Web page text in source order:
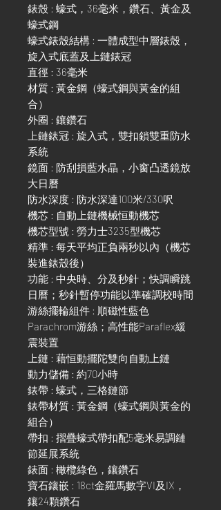
錶殼 : 蠔式，36毫米，鑽石、黃金及
蠔式鋼
蠔式錶殼結構 : 一體成型中層錶殼，
旋入式底蓋及上鏈錶冠
直徑 : 36毫米
材質 : 黃金鋼（蠔式鋼與黃金的組
合）
外圈 : 鑲鑽石
上鏈錶冠 : 旋入式，雙扣鎖雙重防水
系統
鏡面 : 防刮損藍水晶，小窗凸透鏡放
大日曆
防水深度 : 防水深達100米/330呎
機芯 : 自動上鏈機械恒動機芯
機芯型號 : 勞力士3235型機芯
精準 : 每天平均正負兩秒以內（機芯
裝進錶殼後）
功能 : 中央時、分及秒針；快調瞬跳
日曆；秒針暫停功能以準確調校時間
游絲擺輪組件 : 順磁性藍色
Parachrom游絲；高性能Paraflex緩
震裝置
上鏈 : 藉恒動擺陀雙向自動上鏈
動力儲備 : 約70小時
錶帶 : 蠔式，三格鏈節
錶帶材質 : 黃金鋼（蠔式鋼與黃金的
組合）
帶扣 : 摺疊蠔式帶扣配5毫米易調鏈
節延展系統
錶面 : 橄欖綠色，鑲鑽石
寶石鑲嵌 : 18ct金羅馬數字VI及IX，
鑲24顆鑽石